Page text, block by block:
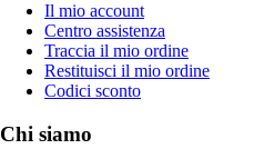
Il mio account
Centro assistenza
Traccia il mio ordine
Restituisci il mio ordine
Codici sconto
Chi siamo